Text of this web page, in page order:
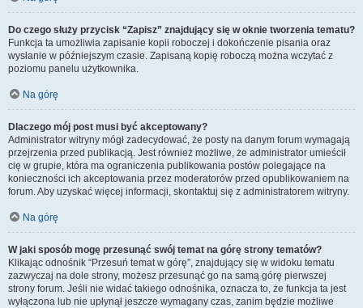
Do czego służy przycisk “Zapisz” znajdujący się w oknie tworzenia tematu?
Funkcja ta umożliwia zapisanie kopii roboczej i dokończenie pisania oraz
wysłanie w późniejszym czasie. Zapisaną kopię roboczą można wczytać z
poziomu panelu użytkownika.
Na górę
Dlaczego mój post musi być akceptowany?
Administrator witryny mógł zadecydować, że posty na danym forum wymagają
przejrzenia przed publikacją. Jest również możliwe, że administrator umieścił
cię w grupie, która ma ograniczenia publikowania postów polegające na
konieczności ich akceptowania przez moderatorów przed opublikowaniem na
forum. Aby uzyskać więcej informacji, skontaktuj się z administratorem witryny.
Na górę
W jaki sposób mogę przesunąć swój temat na górę strony tematów?
Klikając odnośnik “Przesuń temat w górę”, znajdujący się w widoku tematu
zazwyczaj na dole strony, możesz przesunąć go na samą górę pierwszej
strony forum. Jeśli nie widać takiego odnośnika, oznacza to, że funkcja ta jest
wyłączona lub nie upłynął jeszcze wymagany czas, zanim będzie możliwe